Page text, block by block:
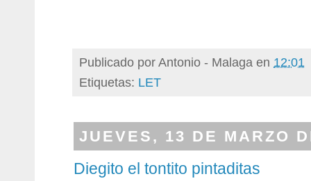
Publicado porAntonio - Malaga en 12:01
Etiquetas: LET
JUEVES, 13 DE MARZO
Diegito el tontito pintaditas